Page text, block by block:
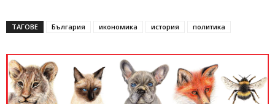
ТАГОВЕ България икономика история политика